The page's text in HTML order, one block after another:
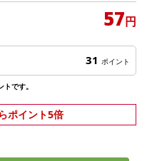
57円
31 ポイント
です。
ポイント5倍